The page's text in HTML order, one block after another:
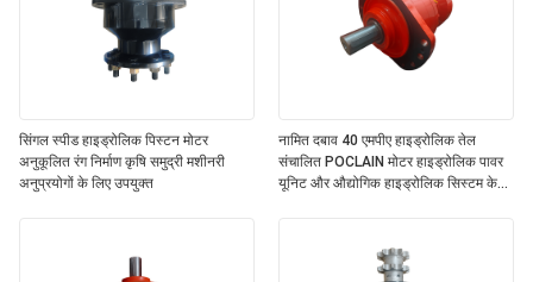
सिंगल स्पीड हाइड्रोलिक पिस्टन मोटर
अनुकूलित रंग निर्माण कृषि समुद्री मशीनरी
अनुप्रयोगों के लिए उपयुक्त
नामित दबाव 40 एमपीए हाइड्रोलिक तेल
संचालित POCLAIN मोटर हाइड्रोलिक पावर
यूनिट और औद्योगिक हाइड्रोलिक सिस्टम के